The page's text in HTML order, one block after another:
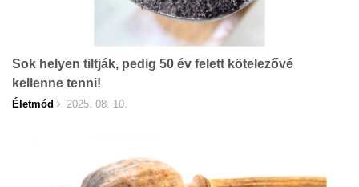
Sok helyen tiltják, pedig 50 év felett kötelezővé
kellenne tenni!
Életmód 2025. 08. 10.